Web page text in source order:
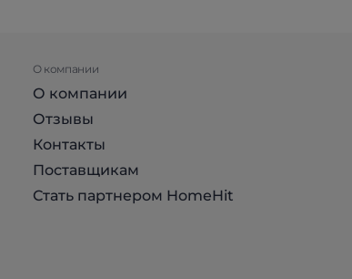
О компании
О компании
Отзывы
Контакты
Поставщикам
Стать партнером HomeHit